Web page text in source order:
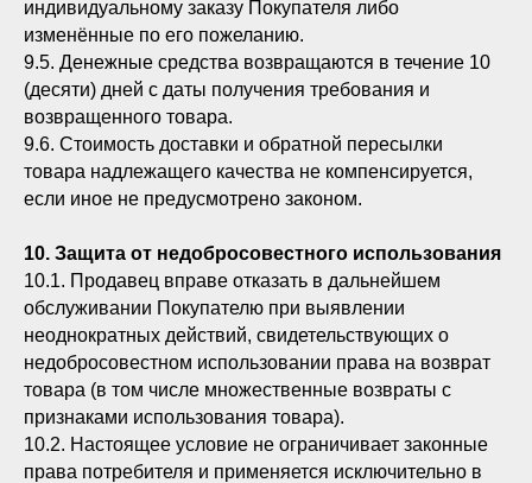
индивидуальному заказу Покупателя либо
изменённые по его пожеланию.
9.5. Денежные средства возвращаются в течение 10
(десяти) дней с даты получения требования и
возвращенного товара.
9.6. Стоимость доставки и обратной пересылки
товара надлежащего качества не компенсируется,
если иное не предусмотрено законом.
10. Защита от недобросовестного использования
10.1. Продавец вправе отказать в дальнейшем
обслуживании Покупателю при выявлении
неоднократных действий, свидетельствующих о
недобросовестном использовании права на возврат
товара (в том числе множественные возвраты с
признаками использования товара).
10.2. Настоящее условие не ограничивает законные
права потребителя и применяется исключительно в